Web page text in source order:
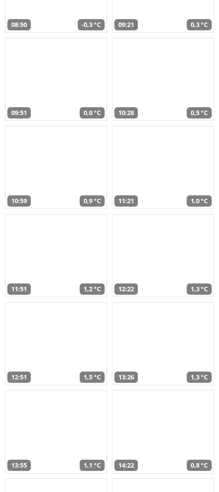
08:50 -0,3 °C 09:21 0,3 °C
09:51 0,0 °C 10:28 0,5 °C
10:59 0,9 °C 11:21 1,0 °C
11:51 1,2 °C 12:22 1,3 °C
12:51 1,5 °C 13:26 1,3 °C
13:55 1,1 °C 14:22 0,8 °C